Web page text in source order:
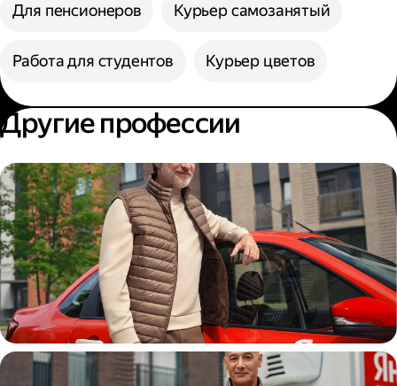
Для пенсионеров Курьер самозанятый
Работа для студентов Курьер цветов
Другие профессии
Автокурьер